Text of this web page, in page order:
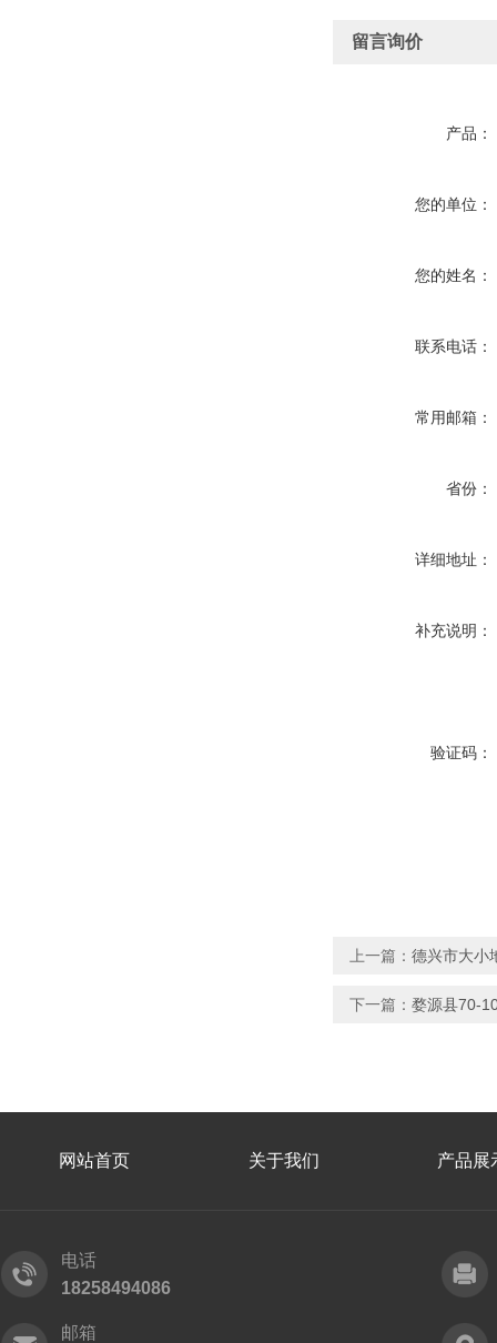
留言询价
产品：
您的单位：
您的姓名：
联系电话：
常用邮箱：
省份：
详细地址：
补充说明：
验证码：
上一篇： 德兴市大小
下一篇： 婺源县70-
网站首页 关于我们 产品展
电话
18258494086
邮箱